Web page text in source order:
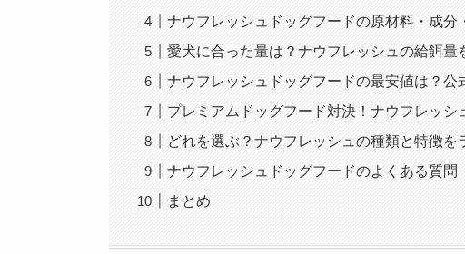
ナウフレッシュドッグフードの原材料・成分
愛犬に合った量は？ナウフレッシュの給餌量
ナウフレッシュドッグフードの最安値は？公
プレミアムドッグフード対決！ナウフレッシ
どれを選ぶ？ナウフレッシュの種類と特徴を
ナウフレッシュドッグフードのよくある質問
まとめ